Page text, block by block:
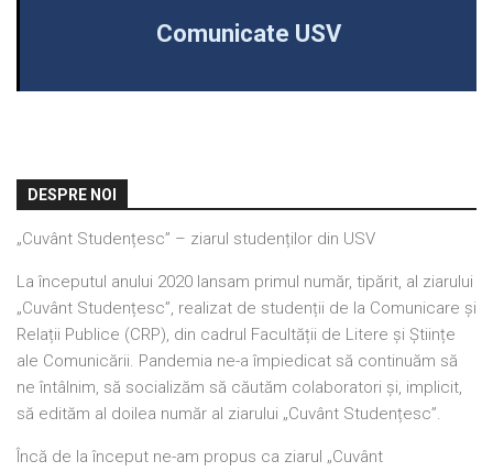
Comunicate USV
DESPRE NOI
„Cuvânt Studențesc” – ziarul studenților din USV
La începutul anului 2020 lansam primul număr, tipărit, al ziarului
„Cuvânt Studențesc”, realizat de studenții de la Comunicare și
Relații Publice (CRP), din cadrul Facultății de Litere și Științe
ale Comunicării. Pandemia ne-a împiedicat să continuăm să
ne întâlnim, să socializăm să căutăm colaboratori și, implicit,
să edităm al doilea număr al ziarului „Cuvânt Studențesc”.
Încă de la început ne-am propus ca ziarul „Cuvânt